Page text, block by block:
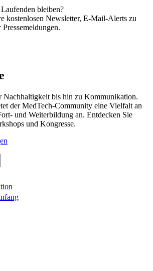
bleiben?
kostenlosen Newsletter, E-Mail-Alerts zu
Nachhaltigkeit bis hin zu Kommunikation.
der MedTech-Community eine Vielfalt an
und Weiterbildung an. Entdecken Sie
und Kongresse.